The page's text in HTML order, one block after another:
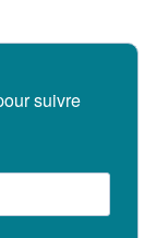
suivre